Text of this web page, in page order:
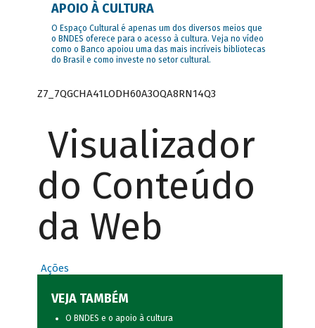
APOIO À CULTURA
O Espaço Cultural é apenas um dos diversos meios que
o BNDES oferece para o acesso à cultura. Veja no vídeo
como o Banco apoiou uma das mais incríveis bibliotecas
do Brasil e como investe no setor cultural.
Z7_7QGCHA41LODH60A3OQA8RN14Q3
Visualizador
do Conteúdo
da Web
Ações
VEJA TAMBÉM
O BNDES e o apoio à cultura